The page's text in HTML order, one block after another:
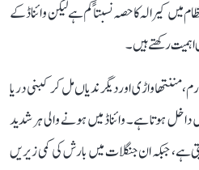
میں کیرالہ کا حصہ نسبتاً کم ہے لیکن وائناڈ کے
اہمیت رکھتے ہیں۔
مننتھاواڑی اور دیگر ندیاں مل کر کبنی دریا
داخل ہوتا ہے۔ وائناڈ میں ہونے والی ہر شدید
ہے، جبکہ ان جنگلات میں بارش کی کمی زیریں